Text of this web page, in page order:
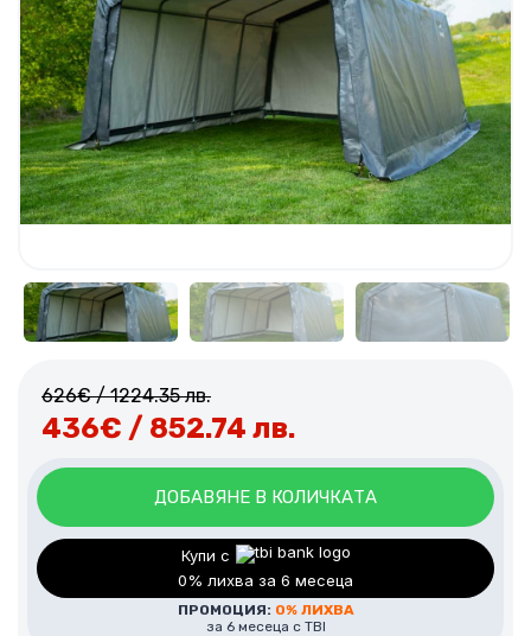
626€/ 1224.35 лв.
436€ / 852.74 лв.
Добавете професионален монтаж.
Цена за монтаж в района на гр. София – 138€ /
ДОБАВЯНЕ В КОЛИЧКАТА
Купи с
0% лихва за 6 месеца
ПРОМОЦИЯ: 0% ЛИХВА
за 6 месеца с TBI